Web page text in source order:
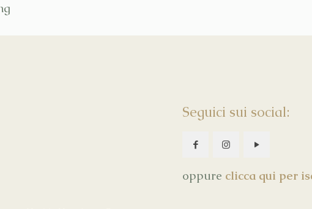
Seguici sui social:
oppure clicca qui per